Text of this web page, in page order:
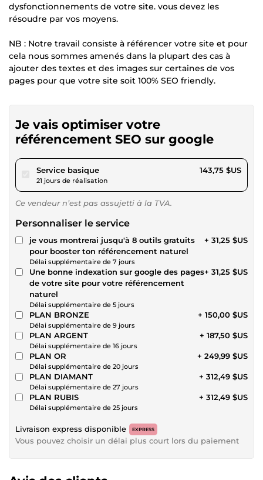
dysfonctionnements de votre site. vous devez les
résoudre par vos moyens.
NB : Notre travail consiste à référencer votre site et pour
cela nous sommes amenés dans la plupart des cas à
ajouter des textes et des images sur certaines de vos
pages pour que votre site soit 100% SEO friendly.
Je vais optimiser votre
référencement SEO sur google
Service basiquepour 132,49 $US
21 jours de réalisation
143,75 $US
Ce vendeur n’est pas assujetti à la TVA.
Personnaliser le service
je vous montrerai jusqu'à 8 outils gratuits
pour booster ton référencement naturel
Délai supplémentaire de 7 jours
+ 31,25 $US
Une bonne indexation sur google des pages
de votre site pour votre référencement
naturel
Délai supplémentaire de 5 jours
+ 31,25 $US
PLAN BRONZE
Délai supplémentaire de 9 jours
+ 150,00 $US
PLAN ARGENT
Délai supplémentaire de 16 jours
+ 187,50 $US
PLAN OR
Délai supplémentaire de 20 jours
+ 249,99 $US
PLAN DIAMANT
Délai supplémentaire de 27 jours
+ 312,49 $US
PLAN RUBIS
Délai supplémentaire de 25 jours
+ 312,49 $US
Livraison express disponible EXPRESS
Vous pouvez choisir un délai plus court lors du paiement